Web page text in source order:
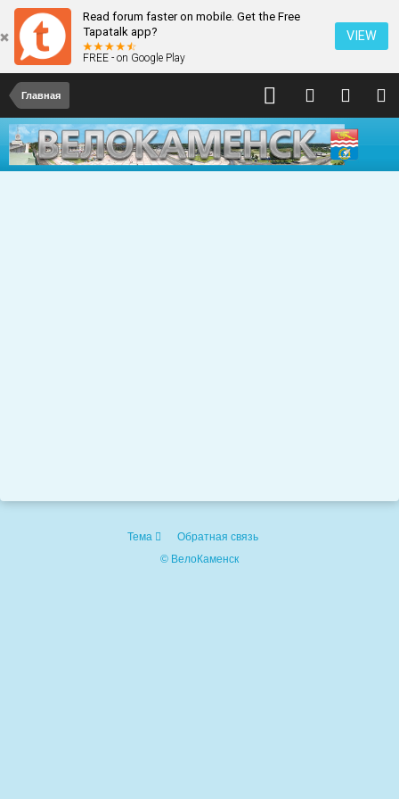
Read forum faster on mobile. Get the Free
Tapatalk app?
FREE - on Google Play
VIEW
Главная
Тема
Обратная связь
© ВелоКаменск